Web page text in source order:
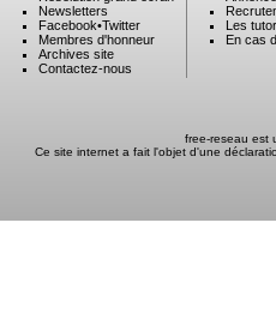
Newsletters
Facebook•Twitter
Membres d'honneur
Archives site
Contactez-nous
Les
En cas
free-reseau est
Ce site internet a fait l'objet d'une